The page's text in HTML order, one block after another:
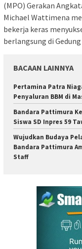
(MPO) Gerakan
Michael Wattimena
bekerja keras
berlangsung di
BACAAN LAINNYA
Pertamina Patra
Penyaluran BBM di
Bandara Pattimura
Siswa SD Inpres 59
Wujudkan Budaya
Bandara Pattimura
Staff